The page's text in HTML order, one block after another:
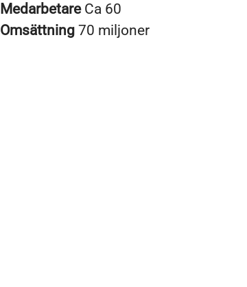
Medarbetare Ca 60
Omsättning 70 miljoner